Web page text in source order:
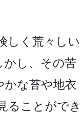
しく荒­々しい
かし、その苦
かな苔や地衣
ること­ができ